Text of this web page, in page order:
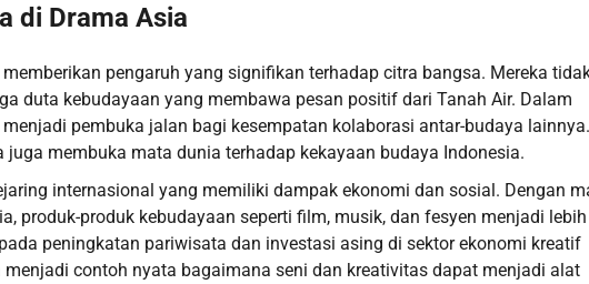
di Drama Asia
pengaruh yang signifikan terhadap citra bangsa. Mereka
duta kebudayaan yang membawa pesan positif dari Tanah Air. Dalam
pembuka jalan bagi kesempatan kolaborasi antar-budaya lainnya.
membuka mata dunia terhadap kekayaan budaya Indonesia.
internasional yang memiliki dampak ekonomi dan sosial. Dengan
produk-produk kebudayaan seperti film, musik, dan fesyen menjadi lebih
peningkatan pariwisata dan investasi asing di sektor ekonomi kreatif
contoh nyata bagaimana seni dan kreativitas dapat menjadi alat